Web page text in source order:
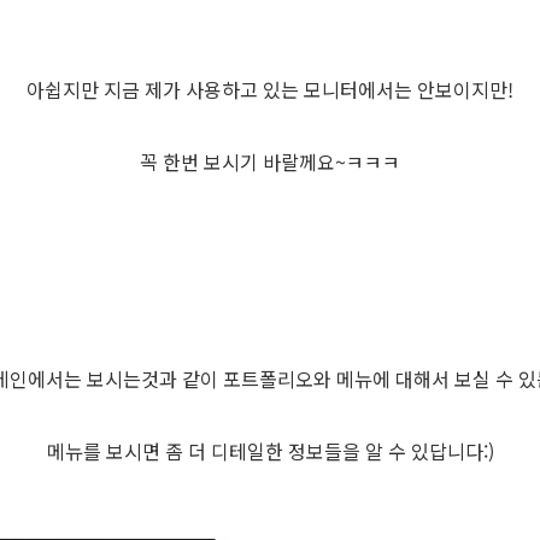
아쉽지만 지금 제가 사용하고 있는 모니터에서는 안보이지만!
꼭 한번 보시기 바랄께요~ㅋㅋㅋ
인에서는 보시는것과 같이 포트폴리오와 메뉴에 대해서 보실 수
메뉴를 보시면 좀 더 디테일한 정보들을 알 수 있답니다:)